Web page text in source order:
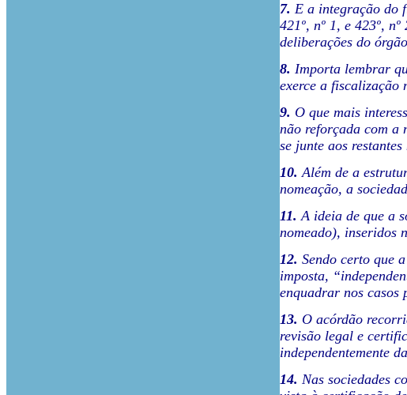
7. E a integração do
421º, nº 1, e 423º,
deliberações do
8. Importa lembrar
exerce a fiscalização
9. O que mais
não reforçada com a
se junte aos
10. Além de a
nomeação, a
11. A ideia de que a
nomeado), inseridos
12. Sendo certo que
imposta,
enquadrar nos casos
13. O acórdão
revisão legal e
independentemente
14. Nas sociedades